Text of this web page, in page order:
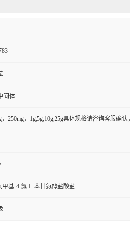
间体
，250mg，1g,5g,10g,25g具体规格请咨询客服确
甲基-4-氯-L-苯甘氨醇盐酸盐